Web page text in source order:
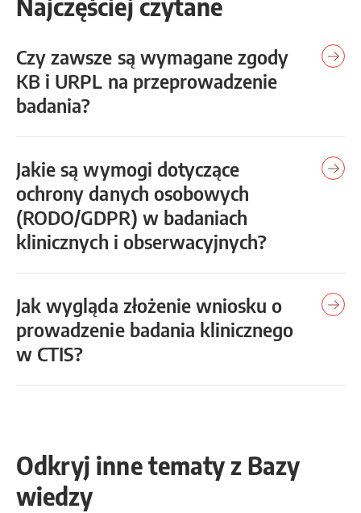
Najczęściej czytane
Czy zawsze są wymagane zgody
KB i URPL na przeprowadzenie
badania?
Jakie są wymogi dotyczące
ochrony danych osobowych
(RODO/GDPR) w badaniach
klinicznych i obserwacyjnych?
Jak wygląda złożenie wniosku o
prowadzenie badania klinicznego
w CTIS?
Odkryj inne tematy z Bazy
wiedzy